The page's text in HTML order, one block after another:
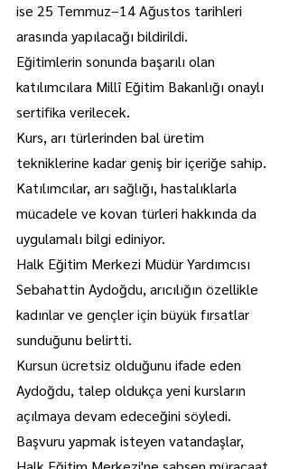
ise 25 Temmuz–14 Ağustos tarihleri
arasında yapılacağı bildirildi.
Eğitimlerin sonunda başarılı olan
katılımcılara Millî Eğitim Bakanlığı onaylı
sertifika verilecek.
Kurs, arı türlerinden bal üretim
tekniklerine kadar geniş bir içeriğe sahip.
Katılımcılar, arı sağlığı, hastalıklarla
mücadele ve kovan türleri hakkında da
uygulamalı bilgi ediniyor.
Halk Eğitim Merkezi Müdür Yardımcısı
Sebahattin Aydoğdu, arıcılığın özellikle
kadınlar ve gençler için büyük fırsatlar
sunduğunu belirtti.
Kursun ücretsiz olduğunu ifade eden
Aydoğdu, talep oldukça yeni kursların
açılmaya devam edeceğini söyledi.
Başvuru yapmak isteyen vatandaşlar,